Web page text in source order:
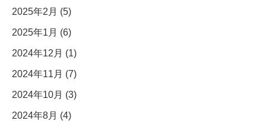
2025年2月 (5)
2025年1月 (6)
2024年12月 (1)
2024年11月 (7)
2024年10月 (3)
2024年8月 (4)